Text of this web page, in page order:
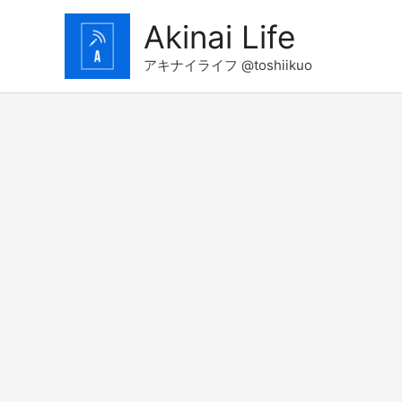
Akinai Life
アキナイライフ @toshiikuo